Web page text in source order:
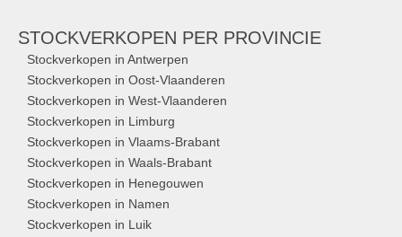
STOCKVERKOPEN PER PROVINCIE
Stockverkopen in Antwerpen
Stockverkopen in Oost-Vlaanderen
Stockverkopen in West-Vlaanderen
Stockverkopen in Limburg
Stockverkopen in Vlaams-Brabant
Stockverkopen in Waals-Brabant
Stockverkopen in Henegouwen
Stockverkopen in Namen
Stockverkopen in Luik